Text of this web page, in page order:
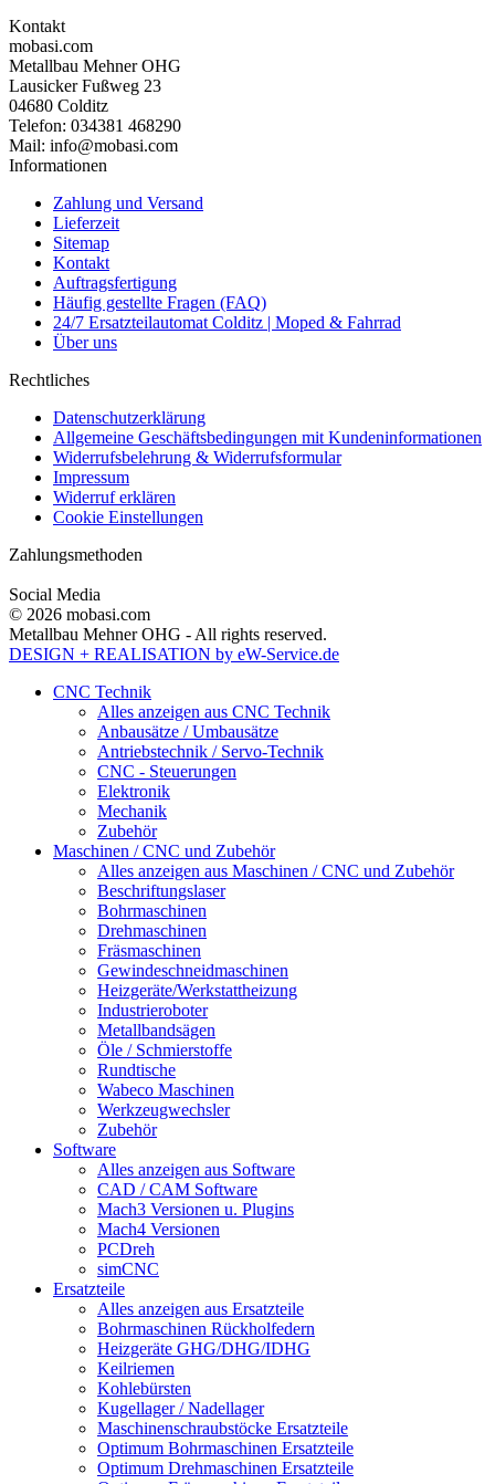
Kontakt
mobasi.com
Metallbau Mehner OHG
Lausicker Fußweg 23
04680 Colditz
Telefon: 034381 468290
Mail: info@mobasi.com
Informationen
Zahlung und Versand
Lieferzeit
Sitemap
Kontakt
Auftragsfertigung
Häufig gestellte Fragen (FAQ)
24/7 Ersatzteilautomat Colditz | Moped & Fahrrad
Über uns
Rechtliches
Datenschutzerklärung
Allgemeine Geschäftsbedingungen mit Kundeninformationen
Widerrufsbelehrung & Widerrufsformular
Impressum
Widerruf erklären
Cookie Einstellungen
Zahlungsmethoden
Social Media
© 2026 mobasi.com
Metallbau Mehner OHG - All rights reserved.
DESIGN + REALISATION by eW-Service.de
CNC Technik
Alles anzeigen aus CNC Technik
Anbausätze / Umbausätze
Antriebstechnik / Servo-Technik
CNC - Steuerungen
Elektronik
Mechanik
Zubehör
Maschinen / CNC und Zubehör
Alles anzeigen aus Maschinen / CNC und Zubehör
Beschriftungslaser
Bohrmaschinen
Drehmaschinen
Fräsmaschinen
Gewindeschneidmaschinen
Heizgeräte/Werkstattheizung
Industrieroboter
Metallbandsägen
Öle / Schmierstoffe
Rundtische
Wabeco Maschinen
Werkzeugwechsler
Zubehör
Software
Alles anzeigen aus Software
CAD / CAM Software
Mach3 Versionen u. Plugins
Mach4 Versionen
PCDreh
simCNC
Ersatzteile
Alles anzeigen aus Ersatzteile
Bohrmaschinen Rückholfedern
Heizgeräte GHG/DHG/IDHG
Keilriemen
Kohlebürsten
Kugellager / Nadellager
Maschinenschraubstöcke Ersatzteile
Optimum Bohrmaschinen Ersatzteile
Optimum Drehmaschinen Ersatzteile